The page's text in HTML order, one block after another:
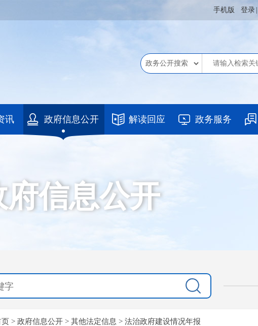
手机版 登录
讯 政府信息公开 解读回应 政务服务
府信息公开
页 > 政府信息公开 > 其他法定信息 > 法治政府建设情况年报